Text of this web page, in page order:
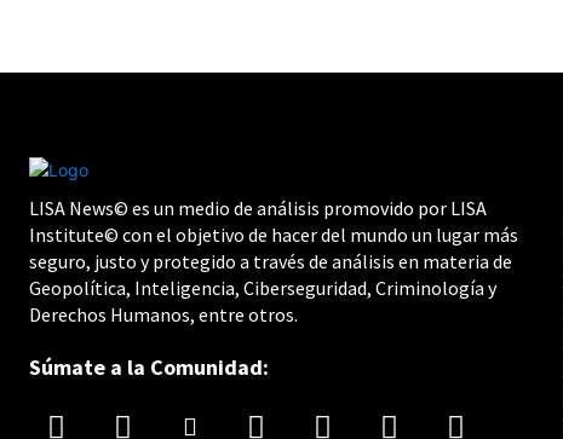
LISA News© es un medio de análisis promovido por LISA
Institute© con el objetivo de hacer del mundo un lugar más
seguro, justo y protegido a través de análisis en materia de
Geopolítica, Inteligencia, Ciberseguridad, Criminología y
Derechos Humanos, entre otros.
Súmate a la Comunidad: